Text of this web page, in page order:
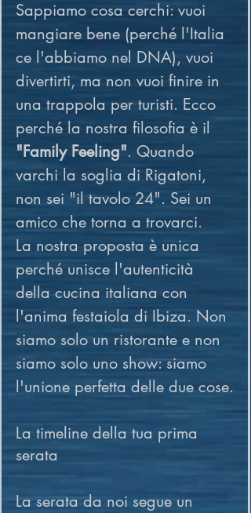
Sappiamo cosa cerchi: vuoi
mangiare bene (perché l'Italia
ce l'abbiamo nel DNA), vuoi
divertirti, ma non vuoi finire in
una trappola per turisti. Ecco
perché la nostra filosofia è il
"Family Feeling". Quando
varchi la soglia di Rigatoni,
non sei "il tavolo 24". Sei un
amico che torna a trovarci.
La nostra proposta è unica
perché unisce l'autenticità
della cucina italiana con
l'anima festaiola di Ibiza. Non
siamo solo un ristorante e non
siamo solo uno show: siamo
l'unione perfetta delle due cose.
La timeline della tua prima
serata
La serata da noi segue un